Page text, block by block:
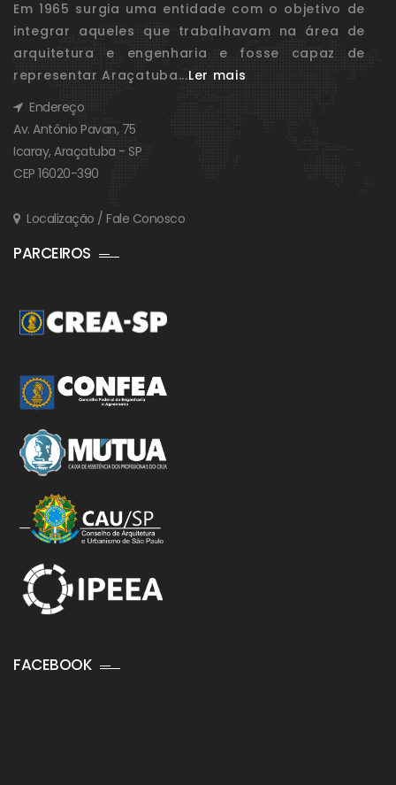
Em 1965 surgia uma entidade com o objetivo de
integrar aqueles que trabalhavam na área de
arquitetura e engenharia e fosse capaz de
representar Araçatuba...Ler mais
Endereço
Av. Antônio Pavan, 75
Icaray, Araçatuba - SP
CEP 16020-390
Localização / Fale Conosco
PARCEIROS
FACEBOOK